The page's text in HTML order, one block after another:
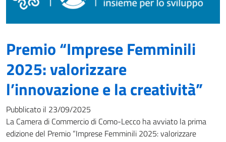
Premio “Imprese Femminili
2025: valorizzare
l’innovazione e la creatività”
Pubblicato il 23/09/2025
La Camera di Commercio di Como-Lecco ha avviato la prima
edizione del Premio “Imprese Femminili 2025: valorizzare